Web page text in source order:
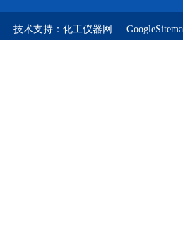
技术支持： 化工仪器网